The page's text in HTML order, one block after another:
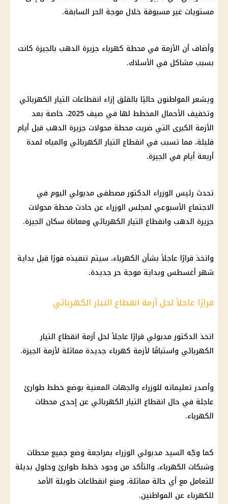
مستويات غير مسبوقة خلال موجة الحر السابقة.
وأضاف أن الأزمة في محطة كهرباء جزيرة الدهب بالجيزة كانت
بسبب مشاكل في الأسلاك.
ويشعر المواطنون حاليًا بالقلق إزاء انقطاعات التيار الكهربائي
وتخفيف الأحمال المخطط لها في صيف 2025، خاصة بعد
الأزمة الكبرى التي ضربت محطة محولات جزيرة الدهب قبل أيام
قليلة، مما تسبب في انقطاع التيار الكهربائي والمياه لمدة
أربعة أيام في الجيزة.
تحدث رئيس الوزراء الدكتور مصطفى مدبولي اليوم في
الاجتماع الأسبوعي لمجلس الوزراء عن حادث محطة محولات
جزيرة الدهب وانقطاع التيار الكهربائي ومعاناة سكان الجيزة.
واتخذ قرارًا عاجلاً بشأن الكهرباء، سيتم تنفيذه فورًا قبل بداية
شهر أغسطس وبداية موجة حر جديدة.
قرارًا عاجلاً لحل أزمة انقطاع التيار الكهربائي
اتخذ الدكتور مدبولي قرارًا عاجلاً لحل أزمة انقطاع التيار
الكهربائي واستباقًا لأزمة كهرباء جديدة مماثلة لأزمة الجيزة.
وأصدر تعليماته للوزراء والجهات المعنية بوضع خطط طوارئ
عاجلة في حال انقطاع التيار الكهربائي عن إحدى محطات
الكهرباء.
كما وجّه السيد مدبولي الوزراء بمراجعة وضع جميع محطات
وشبكات الكهرباء، والتأكد من وجود خطط طوارئ وحلول بديلة
للتعامل مع أي حالة مماثلة، ومنع انقطاعات طويلة الأمد
للكهرباء عن المواطنين.